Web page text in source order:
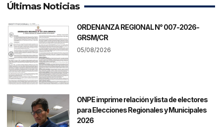
Últimas Noticias
ORDENANZA REGIONAL N° 007-2026-
GRSM/CR
05/08/2026
ONPE imprime relación y lista de electores
para Elecciones Regionales y Municipales
2026